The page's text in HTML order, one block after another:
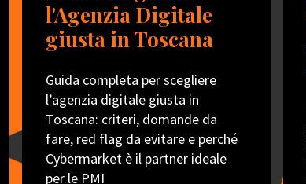
l'Agenzia Digitale
giusta in Toscana
Guida completa per scegliere
l’agenzia digitale giusta in
Toscana: criteri, domande da
fare, red flag da evitare e perché
Cybermarket è il partner ideale
per le PMI